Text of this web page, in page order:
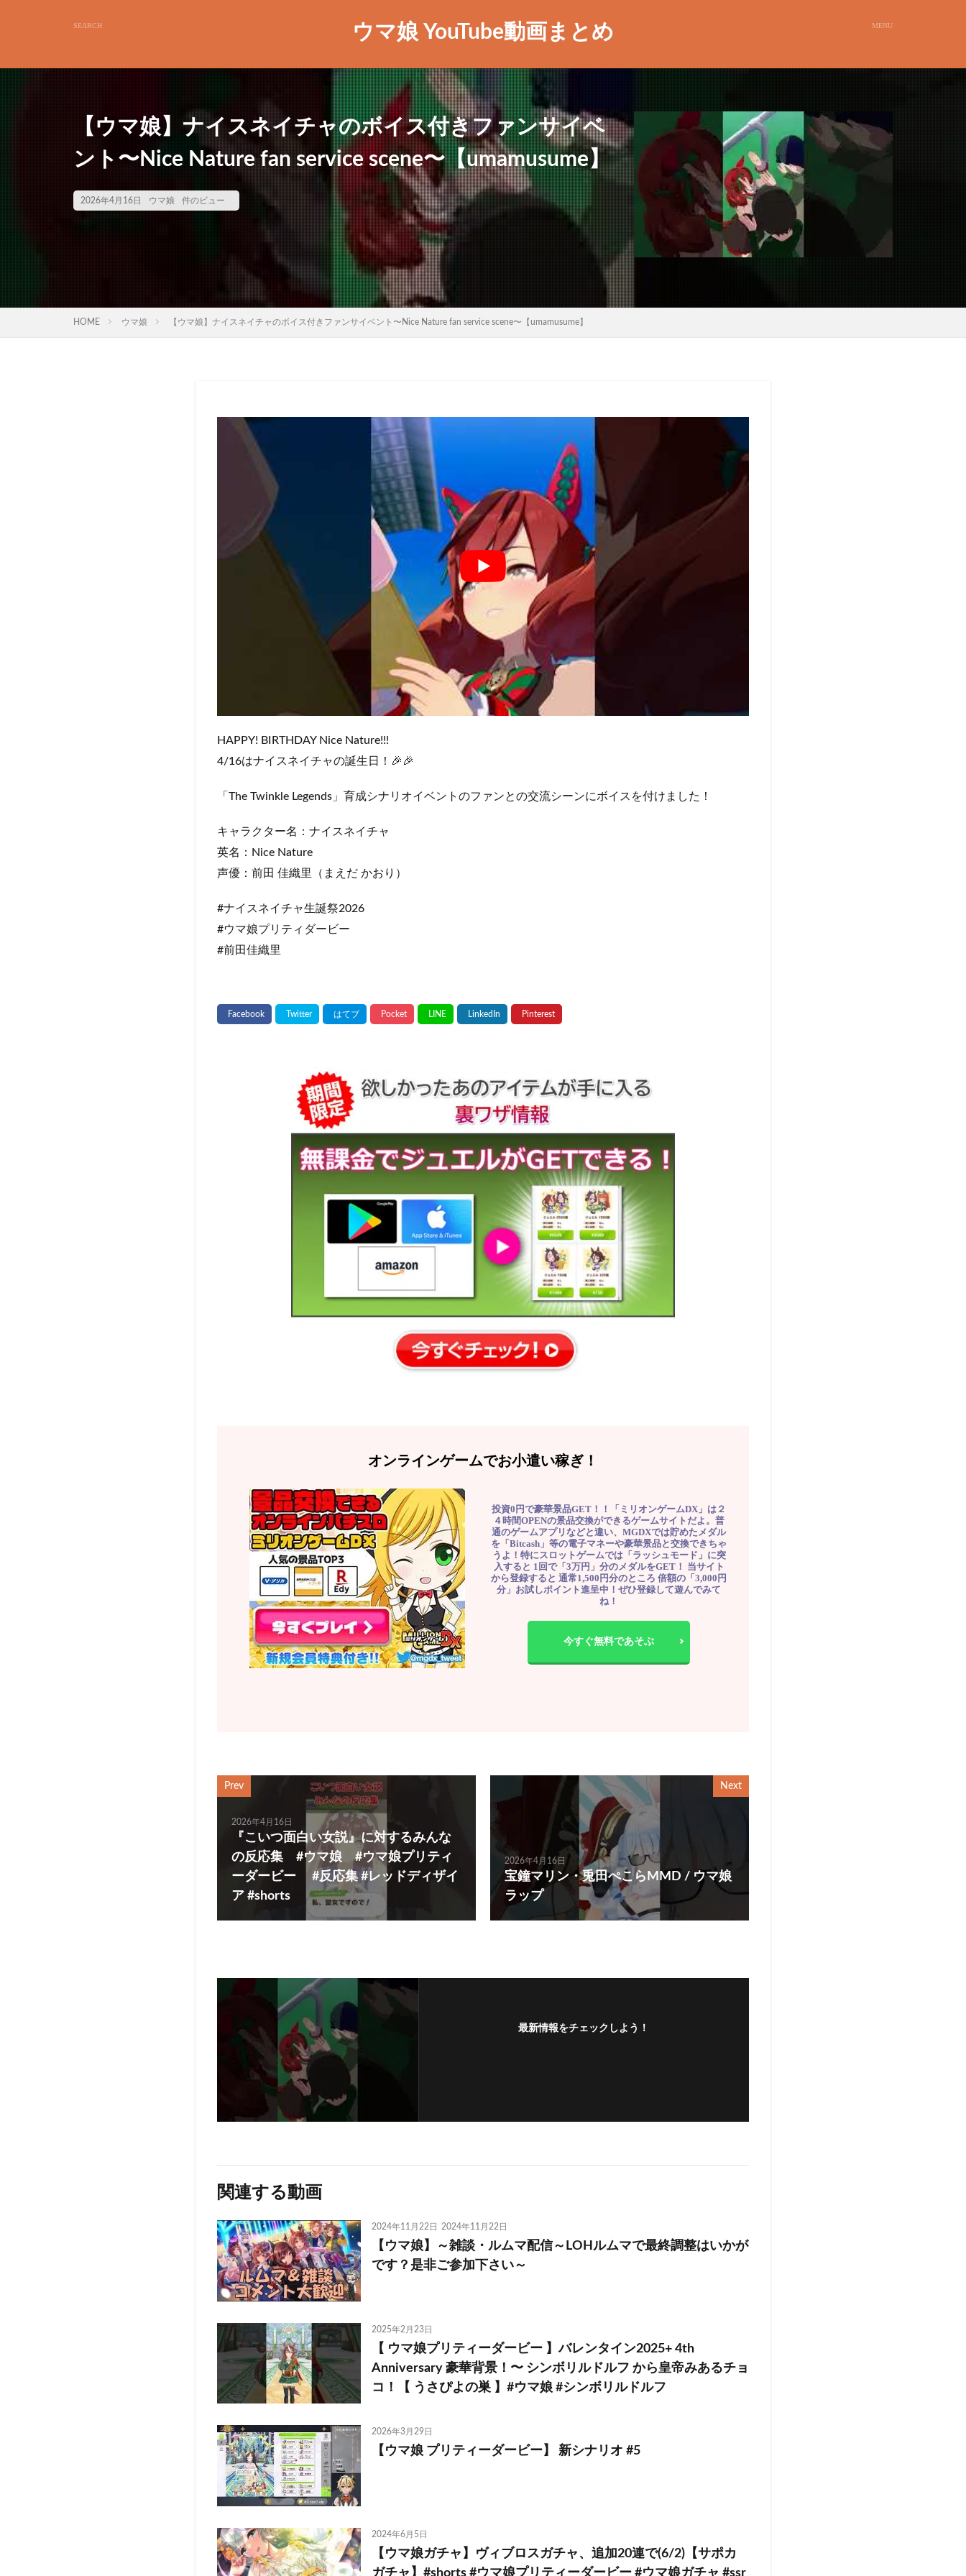
ウマ娘 YouTube動画まとめ
【ウマ娘】ナイスネイチャのボイス付きファンサイベ
ント〜Nice Nature fan service scene〜【umamusume】
2026年4月16日 ウマ娘 件のビュー
HOME ウマ娘 【ウマ娘】ナイスネイチャのボイス付きファンサイベント〜Nice Nature fan service scene〜【umamusume】
HAPPY! BIRTHDAY Nice Nature!!!
4/16はナイスネイチャの誕生日！🎉🎉
「The Twinkle Legends」育成シナリオイベントのファンとの交流シーンにボイスを付けました！
キャラクター名：ナイスネイチャ
英名：Nice Nature
声優：前田 佳織里（まえだ かおり）
#ナイスネイチャ生誕祭2026
#ウマ娘プリティダービー
#前田佳織里
オンラインゲームでお小遣い稼ぎ！
投資0円で豪華景品GET！！「ミリオンゲームDX」は２
４時間OPENの景品交換ができるゲームサイトだよ。普
通のゲームアプリなどと違い、MGDXでは貯めたメダル
を「Bitcash」等の電子マネーや豪華景品と交換できちゃ
うよ！特にスロットゲームでは「ラッシュモード」に突
入すると 1回で「3万円」分のメダルをGET！ 当サイト
から登録すると 通常1,500円分のところ 倍額の「3,000円
分」お試しポイント進呈中！ぜひ登録して遊んでみて
ね！
今すぐ無料であそぶ
Prev
2026年4月16日
『こいつ面白い女説』に対するみんな
の反応集 #ウマ娘 #ウマ娘プリティ
ーダービー #反応集 #レッドディザイ
ア #shorts
Next
2026年4月16日
宝鐘マリン・兎田ぺこらMMD / ウマ娘
ラップ
最新情報をチェックしよう！
関連する動画
2024年11月22日 2024年11月22日
【ウマ娘】～雑談・ルムマ配信～LOHルムマで最終調整はいかが
です？是非ご参加下さい～
2025年2月23日
【 ウマ娘プリティーダービー 】バレンタイン2025+ 4th
Anniversary 豪華背景！〜 シンボリルドルフ から皇帝みあるチョ
コ！【 うさぴよの巣 】#ウマ娘 #シンボリルドルフ
2026年3月29日
【ウマ娘 プリティーダービー】 新シナリオ #5
2024年6月5日
【ウマ娘ガチャ】ヴィブロスガチャ、追加20連で(6/2)【サポカ
ガチャ】#shorts #ウマ娘プリティーダービー #ウマ娘ガチャ #ssr